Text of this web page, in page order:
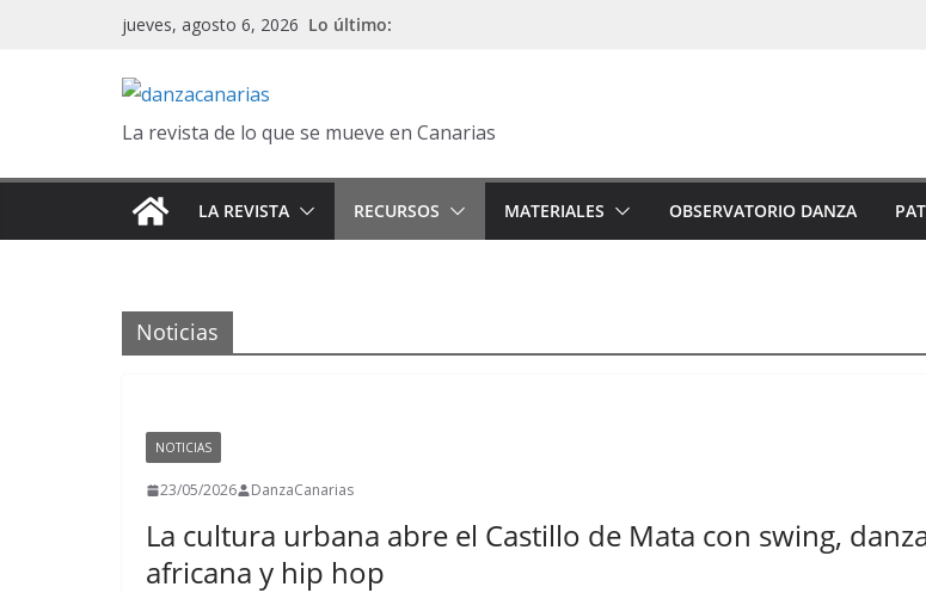
jueves, agosto 6, 2026 Lo último:
La revista de lo que se mueve en Canarias
LA REVISTA RECURSOS MATERIALES OBSERVATORIO DANZA
Noticias
NOTICIAS
23/05/2026 DanzaCanarias
La cultura urbana abre el Castillo de Mata con swing,
africana y hip hop